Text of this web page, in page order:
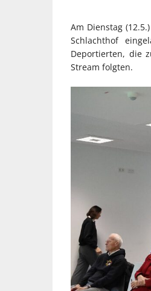
Am Dienstag
Schlachthof
Deportierten, die
Stream folgten.